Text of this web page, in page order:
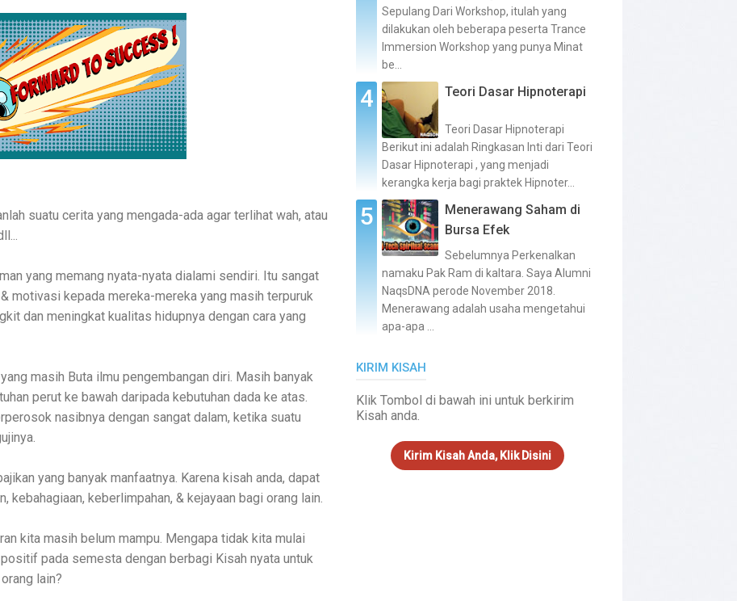
suatu cerita yang mengada-ada agar terlihat wah, atau
yang memang nyata-nyata dialami sendiri. Itu sangat
motivasi kepada mereka-mereka yang masih terpuruk
dan meningkat kualitas hidupnya dengan cara yang
masih Buta ilmu pengembangan diri. Masih banyak
perut ke bawah daripada kebutuhan dada ke atas.
nasibnya dengan sangat dalam, ketika suatu
yang banyak manfaatnya. Karena kisah anda, dapat
kebahagiaan, keberlimpahan, & kejayaan bagi orang lain.
kita masih belum mampu. Mengapa tidak kita mulai
pada semesta dengan berbagi Kisah nyata untuk
lain?
Sepulang Dari Workshop, itulah yang
dilakukan oleh beberapa peserta Trance
Immersion Workshop yang punya Minat
be...
Teori Dasar Hipnoterapi
Teori Dasar Hipnoterapi
Berikut ini adalah Ringkasan Inti dari Teori
Dasar Hipnoterapi , yang menjadi
kerangka kerja bagi praktek Hipnoter...
Menerawang Saham di
Bursa Efek
Sebelumnya Perkenalkan
namaku Pak Ram di kaltara. Saya Alumni
NaqsDNA perode November 2018.
Menerawang adalah usaha mengetahui
apa-apa ...
KIRIM KISAH
Klik Tombol di bawah ini untuk berkirim
Kisah anda.
Kirim Kisah Anda, Klik Disini